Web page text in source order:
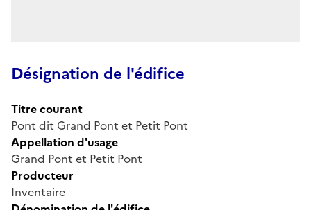
Désignation de l'édifice
Titre courant
Pont dit Grand Pont et Petit Pont
Appellation d'usage
Grand Pont et Petit Pont
Producteur
Inventaire